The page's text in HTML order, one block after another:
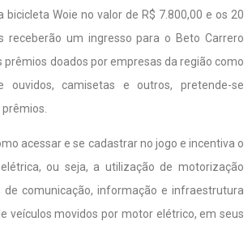
bicicleta Woie no valor de R$ 7.800,00 e os 20
receberão um ingresso para o Beto Carrero
prêmios doados por empresas da região como
ouvidos, camisetas e outros, pretende-se
acessar e se cadastrar no jogo e incentiva o
ou seja, a utilização de motorização
de comunicação, informação e infraestrutura
veículos movidos por motor elétrico, em seus